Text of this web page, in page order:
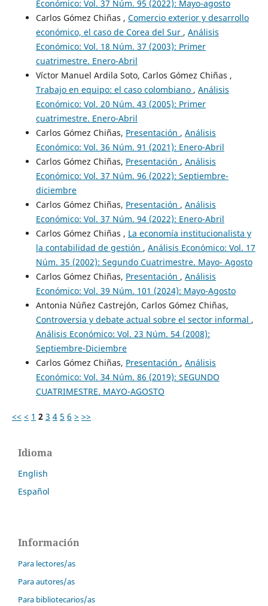
Económico: Vol. 37 Núm. 95 (2022): Mayo-agosto
Carlos Gómez Chiñas , Comercio exterior y desarrollo
económico, el caso de Corea del Sur , Análisis
Económico: Vol. 18 Núm. 37 (2003): Primer
cuatrimestre. Enero-Abril
Víctor Manuel Ardila Soto, Carlos Gómez Chiñas ,
Trabajo en equipo: el caso colombiano , Análisis
Económico: Vol. 20 Núm. 43 (2005): Primer
cuatrimestre. Enero-Abril
Carlos Gómez Chiñas, Presentación , Análisis
Económico: Vol. 36 Núm. 91 (2021): Enero-Abril
Carlos Gómez Chiñas, Presentación , Análisis
Económico: Vol. 37 Núm. 96 (2022): Septiembre-
diciembre
Carlos Gómez Chiñas, Presentación , Análisis
Económico: Vol. 37 Núm. 94 (2022): Enero-Abril
Carlos Gómez Chiñas , La economía institucionalista y
la contabilidad de gestión , Análisis Económico: Vol. 17
Núm. 35 (2002): Segundo Cuatrimestre. Mayo- Agosto
Carlos Gómez Chiñas, Presentación , Análisis
Económico: Vol. 39 Núm. 101 (2024): Mayo-Agosto
Antonia Núñez Castrejón, Carlos Gómez Chiñas,
Controversia y debate actual sobre el sector informal ,
Análisis Económico: Vol. 23 Núm. 54 (2008):
Septiembre-Diciembre
Carlos Gómez Chiñas, Presentación , Análisis
Económico: Vol. 34 Núm. 86 (2019): SEGUNDO
CUATRIMESTRE. MAYO-AGOSTO
<< < 1 2 3 4 5 6 > >>
Idioma
English
Español
Información
Para lectores/as
Para autores/as
Para bibliotecarios/as